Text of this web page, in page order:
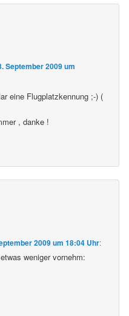
September 2009 um
eine Flugplatzkennung ;-) (
, danke !
2009 um 18:04 Uhr:
weniger vornehm: